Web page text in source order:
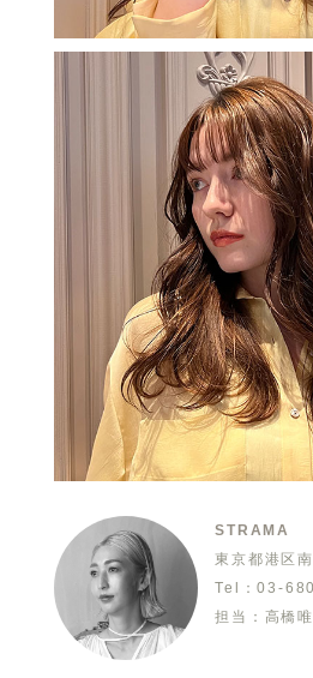
STRAMA
東京都港区
Tel：03-
担当：高橋